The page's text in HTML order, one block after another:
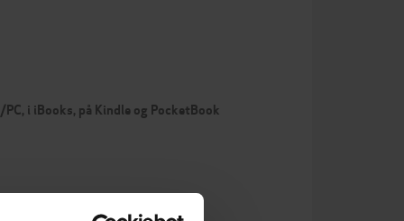
i iBooks, på Kindle og PocketBook